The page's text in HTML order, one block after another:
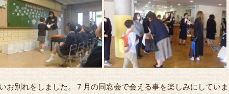
お別れをしました。７月の同窓会で会える事を楽しみにしていま